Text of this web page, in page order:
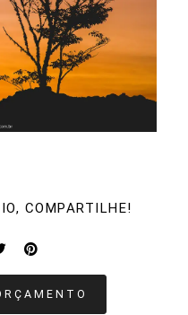
COMPARTILHE!